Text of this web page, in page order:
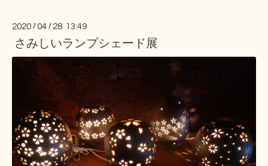
2020 /04 / 28 13:49
さみしいランプシェード展